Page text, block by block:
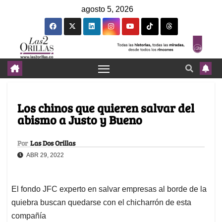
agosto 5, 2026
Los chinos que quieren salvar del
abismo a Justo y Bueno
Por Las Dos Orillas
ABR 29, 2022
El fondo JFC experto en salvar empresas al borde de la
quiebra buscan quedarse con el chicharrón de esta
compañía